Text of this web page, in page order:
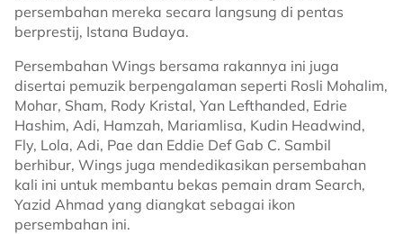
persembahan mereka secara langsung di pentas
berprestij, Istana Budaya.
Persembahan Wings bersama rakannya ini juga
disertai pemuzik berpengalaman seperti Rosli Mohalim,
Mohar, Sham, Rody Kristal, Yan Lefthanded, Edrie
Hashim, Adi, Hamzah, Mariamlisa, Kudin Headwind,
Fly, Lola, Adi, Pae dan Eddie Def Gab C. Sambil
berhibur, Wings juga mendedikasikan persembahan
kali ini untuk membantu bekas pemain dram Search,
Yazid Ahmad yang diangkat sebagai ikon
persembahan ini.